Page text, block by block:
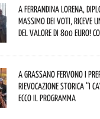
A Ferrandina Lorena,
massimo dei voti, riceve
del valore di 800 euro!
A Grassano fervono i
Rievocazione Storica “I
Ecco il programma